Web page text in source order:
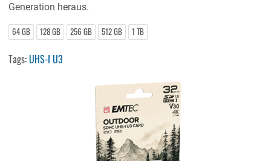
Generation heraus.
64 GB 128 GB 256 GB 512 GB 1 TB
Tags:UHS-I U3